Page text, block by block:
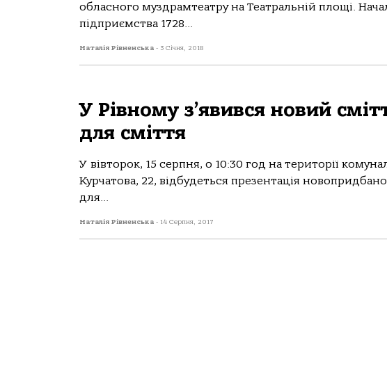
обласного муздрамтеатру на Театральній площі.
підприємства 1728...
Наталія Рівненська - 3 Січня, 2018
У Рівному з’явився новий
для сміття
У вівторок, 15 серпня, о 10:30 год на території
Курчатова, 22, відбудеться презентація
для...
Наталія Рівненська - 14 Серпня, 2017